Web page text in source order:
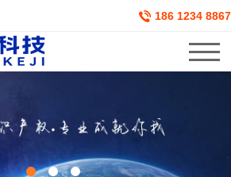
186 1234 8867